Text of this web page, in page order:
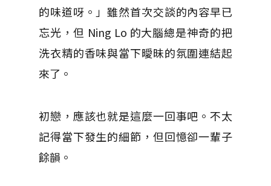
的味道呀。」雖然首次交談的內容早已
忘光，但 Ning Lo 的大腦總是神奇的把
洗衣精的香味與當下曖昧的氛圍連結起
來了。
初戀，應該也就是這麼一回事吧。不太
記得當下發生的細節，但回憶卻一輩子
餘韻。